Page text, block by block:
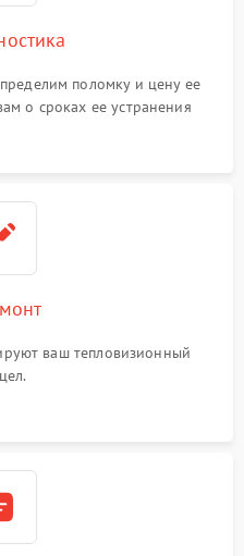
поломку и цену ее
о сроках ее устранения
ваш тепловизионный